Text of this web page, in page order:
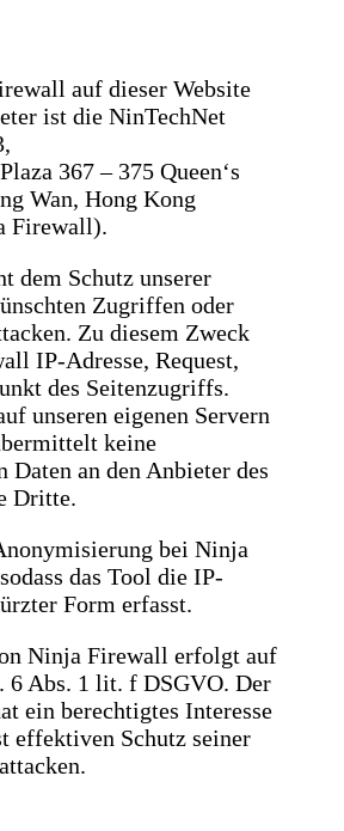
auf dieser Website
ist die NinTechNet
367 – 375 Queen‘s
Wan, Hong Kong
Firewall).
dem Schutz unserer
Zugriffen oder
Zu diesem Zweck
IP-Adresse, Request,
des Seitenzugriffs.
unseren eigenen Servern
keine
Daten an den Anbieter des
Dritte.
bei Ninja
das Tool die IP-
Form erfasst.
Ninja Firewall erfolgt auf
6 Abs. 1 lit. f DSGVO. Der
ein berechtigtes Interesse
effektiven Schutz seiner